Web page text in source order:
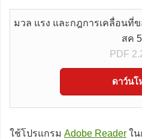
มวล แรง และกฎการเคลื่อนที่
สค
PDF
ดาว์นโ
ใช้โปรแกรม Adobe Reader ใน